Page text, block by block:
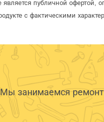
публичной офертой,
с фактическими
Мы занимаемся